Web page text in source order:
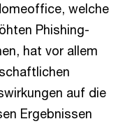
welche
Phishing-
hat vor allem
auf die
Ergebnissen